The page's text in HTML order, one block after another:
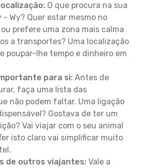
O que procura na sua
- Wy? Quer estar mesmo no
prefere uma zona mais calma
a transportes? Uma localização
poupar-lhe tempo e dinheiro em
para si: Antes de
faça uma lista das
não podem faltar. Uma ligação
Gostava de ter um
Vai viajar com o seu animal
isto claro vai simplificar muito
de outros viajantes: Vale a